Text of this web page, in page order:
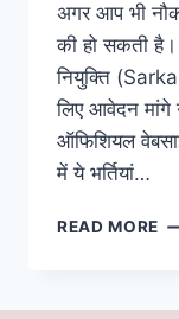
अगर आप भी
की हो सकती है।
नियुक्ति
लिए आवेदन मांगे
ऑफिशियल
में ये भर्तियां…
READ MORE